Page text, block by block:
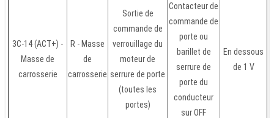
3C-14 (ACT+) -
Masse de
carrosserie
R - Masse
de
carrosserie
Sortie de
commande de
verrouillage du
moteur de
serrure de porte
(toutes les
portes)
Contacteur de
commande de
porte ou
barillet de
serrure de
porte du
conducteur
sur OFF
En dessous
de 1 V